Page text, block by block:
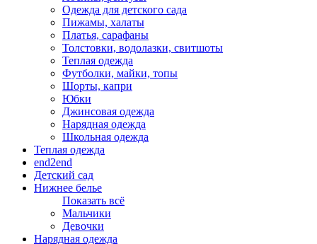
Одежда для детского сада
Пижамы, халаты
Платья, сарафаны
Толстовки, водолазки, свитшоты
Теплая одежда
Футболки, майки, топы
Шорты, капри
Юбки
Джинсовая одежда
Нарядная одежда
Школьная одежда
Теплая одежда
end2end
Детский сад
Нижнее белье
Показать всё
Мальчики
Девочки
Нарядная одежда